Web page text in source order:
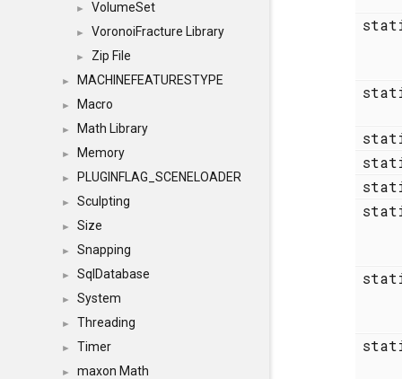
► VolumeSet
► VoronoiFracture Library
► Zip File
► MACHINEFEATURESTYPE
► Macro
► Math Library
► Memory
► PLUGINFLAG_SCENELOADER
► Sculpting
► Size
► Snapping
► SqlDatabase
► System
► Threading
► Timer
►
maxon Math